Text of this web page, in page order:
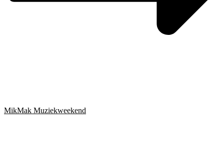
MikMak Muziekweekend